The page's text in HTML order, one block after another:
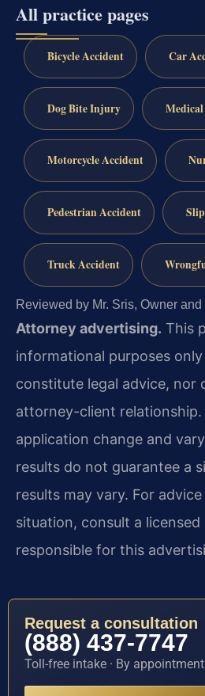
All practice pages
Bicycle Accident Car
Dog Bite Injury
Motorcycle Accident
Pedestrian Accident
Truck Accident
Reviewed by Mr. Sris, Owner and
Attorney advertising. This
informational purposes
constitute legal advice, nor
attorney-client
application change and
results do not guarantee a
results may vary. For
situation, consult a
responsible for this
Request a consultation
(888) 437-7747
Toll-free intake · By